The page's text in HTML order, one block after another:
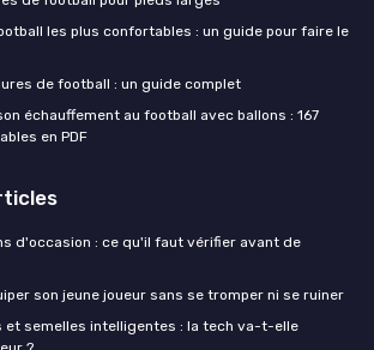
les plus confortables : un guide pour faire le
de football : un guide complet
échauffement au football avec ballons : 167
en PDF
d'occasion : ce qu'il faut vérifier avant de
son jeune joueur sans se tromper ni se ruiner
et semelles intelligentes : la tech va-t-elle